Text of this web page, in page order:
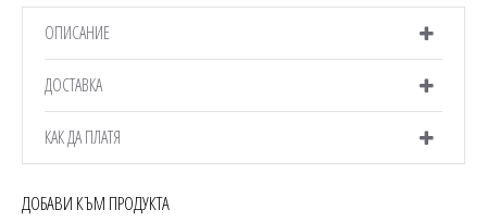
ДОБАВИ КЪМ ПРОДУКТА
ОПИСАНИЕ
ДОСТАВКА
КАК ДА ПЛАТЯ